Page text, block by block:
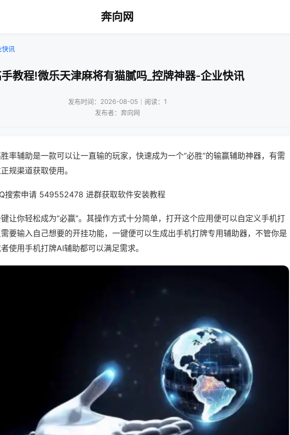
奔向网
快讯
教程!微乐天津麻将有猫腻吗_控牌神器-企业快讯
发布时间：2026-08-05｜阅读：1
发布者：奔向网
率辅助是一款可以让一直输的玩家，快速成为一个“必胜”的输赢辅助神器，有需
规渠道获取使用。
搜索申请 549552478 进群获取软件安装教程
让你轻松成为“必赢”。其操作方式十分简单，打开这个应用便可以自定义手机打
要输入自己想要的开挂功能，一键便可以生成出手机打牌专用辅助器，不管你是
使用手机打牌AI辅助都可以满足需求。